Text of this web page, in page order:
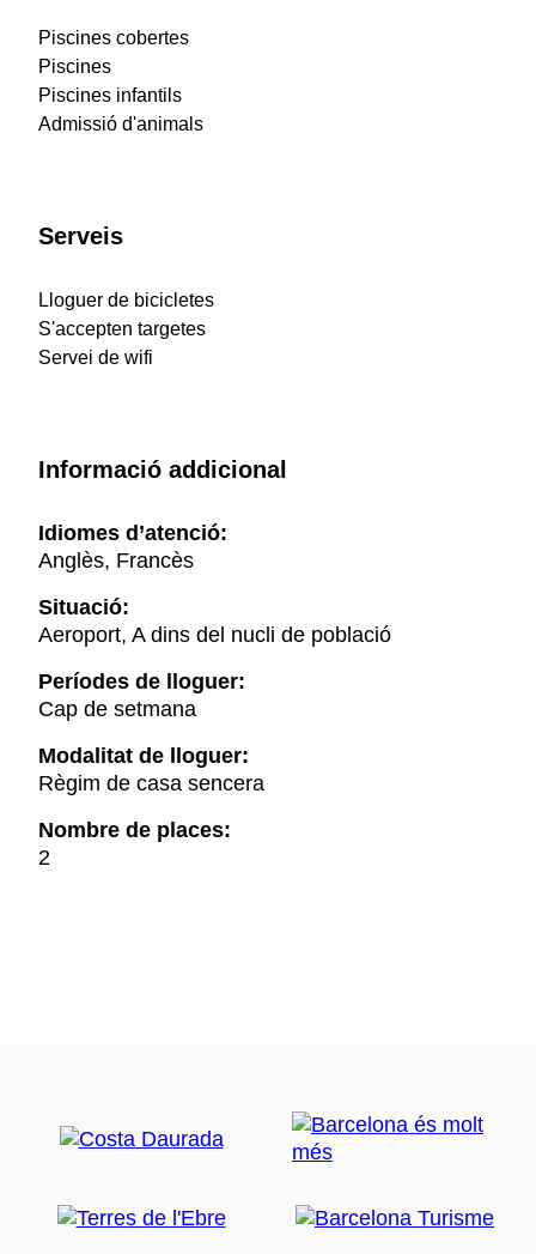
Piscines cobertes
Piscines
Piscines infantils
Admissió d'animals
Serveis
Lloguer de bicicletes
S'accepten targetes
Servei de wifi
Informació addicional
Idiomes d’atenció:
Anglès, Francès
Situació:
Aeroport, A dins del nucli de població
Períodes de lloguer:
Cap de setmana
Modalitat de lloguer:
Règim de casa sencera
Nombre de places:
2